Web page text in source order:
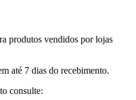
produtos vendidos por lojas
até 7 dias do recebimento.
consulte: